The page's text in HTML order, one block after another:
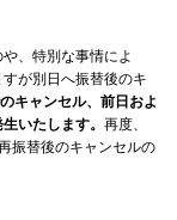
、特別な事情によ
が別日へ振替後のキ
キャンセル、 前日およ
いたします。 再度、
振替後のキャンセルの